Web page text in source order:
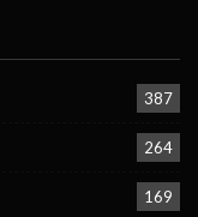
387
264
169